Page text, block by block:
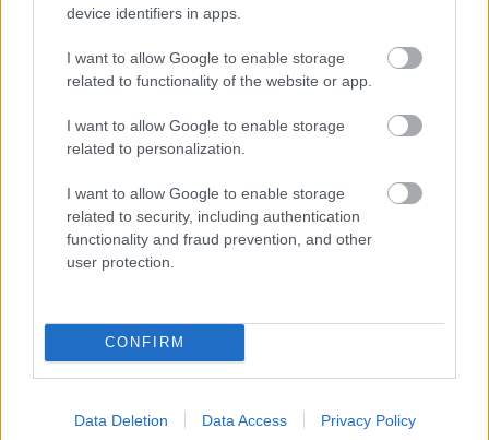
device identifiers in apps.
I want to allow Google to enable storage
related to functionality of the website or app.
I want to allow Google to enable storage
related to personalization.
I want to allow Google to enable storage
related to security, including authentication
functionality and fraud prevention, and other
user protection.
CONFIRM
Data Deletion Data Access Privacy Policy
inspirálják David Lozano alkotásait.
21.65%
olyan stílusban, amilyenre talán a legtöbben nem is
gondolnának. Egy spanyol művész elhagyatott
épületekben alkot, és a saját, egyedi elképzelései
David Lozano elsősorban Barcelona városában keresi a
megfelelő helyszíneket az egyedi, sokszor bizarr és
félelmetes alkotásaihoz.